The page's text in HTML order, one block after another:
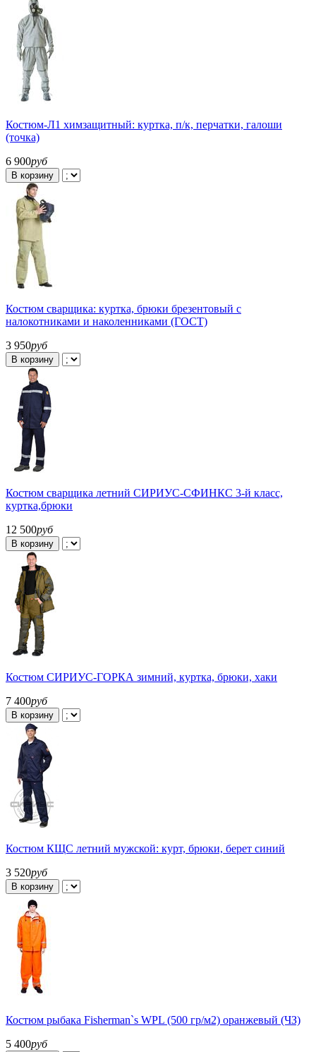
Костюм-Л1 химзащитный: куртка, п/к, перчатки, галоши
(точка)
6 900руб
В корзину
Костюм сварщика: куртка, брюки брезентовый с
налокотниками и наколенниками (ГОСТ)
3 950руб
В корзину
Костюм сварщика летний СИРИУС-СФИНКС 3-й класс,
куртка,брюки
12 500руб
В корзину
Костюм СИРИУС-ГОРКА зимний, куртка, брюки, хаки
7 400руб
В корзину
Костюм КЩС летний мужской: курт, брюки, берет синий
3 520руб
В корзину
Костюм рыбака Fisherman`s WPL (500 гр/м2) оранжевый (ЧЗ)
5 400руб